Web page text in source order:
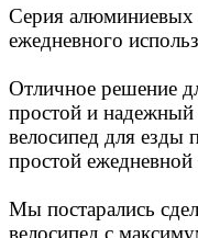
Серия алюминиевых
ежедневного
Отличное решение
простой и
велосипед для езды
простой ежедневной
Мы постарались
велосипед с